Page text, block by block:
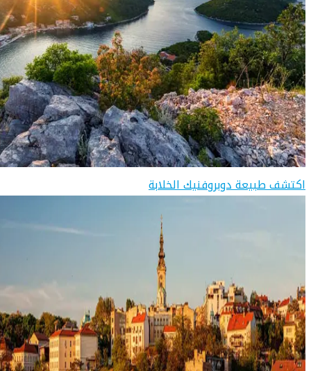
اكتشف طبيعة دوبروفنيك الخلابة